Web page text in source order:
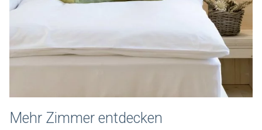
Mehr Zimmer entdecken